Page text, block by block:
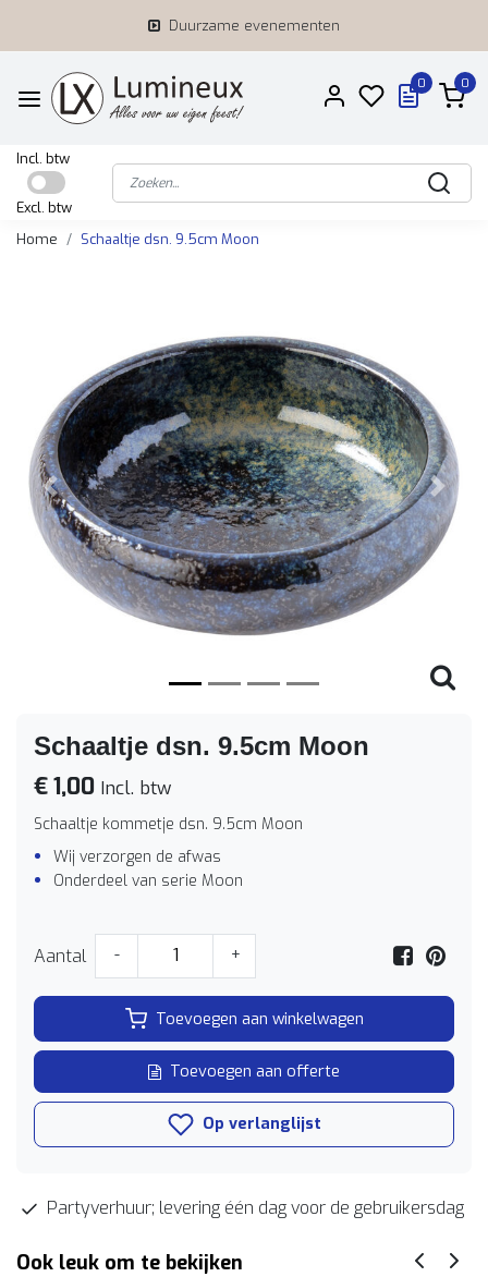
Duurzame evenementen
0 0
Incl. btw
Excl. btw
Home
Schaaltje dsn. 9.5cm Moon
Vorige
Schaaltje dsn. 9.5cm Moon
€ 1,00 Incl. btw
Schaaltje kommetje dsn. 9.5cm Moon
Wij verzorgen de afwas
Onderdeel van serie Moon
Aantal - +
Toevoegen aan winkelwagen
Toevoegen aan offerte
Op verlanglijst
Partyverhuur; levering één dag voor de gebruikersdag
Ook leuk om te bekijken